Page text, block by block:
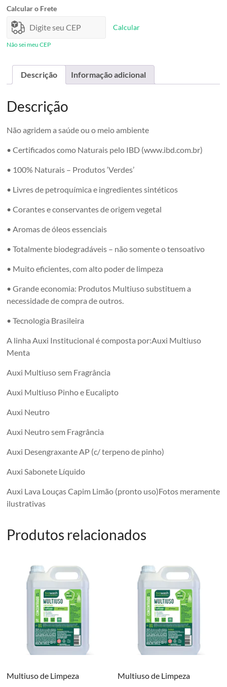
Calcular o Frete
Calcular
Não sei meu CEP
Descrição Informação adicional
Descrição
Não agridem a saúde ou o meio ambiente
• Certificados como Naturais pelo IBD (www.ibd.com.br)
• 100% Naturais – Produtos ‘Verdes’
• Livres de petroquímica e ingredientes sintéticos
• Corantes e conservantes de origem vegetal
• Aromas de óleos essenciais
• Totalmente biodegradáveis – não somente o tensoativo
• Muito eficientes, com alto poder de limpeza
• Grande economia: Produtos Multiuso substituem a
necessidade de compra de outros.
• Tecnologia Brasileira
A linha Auxi Institucional é composta por:Auxi Multiuso
Menta
Auxi Multiuso sem Fragrância
Auxi Multiuso Pinho e Eucalipto
Auxi Neutro
Auxi Neutro sem Fragrância
Auxi Desengraxante AP (c/ terpeno de pinho)
Auxi Sabonete Líquido
Auxi Lava Louças Capim Limão (pronto uso)Fotos meramente
ilustrativas
Produtos relacionados
Multiuso de Limpeza
Multiuso de Limpeza